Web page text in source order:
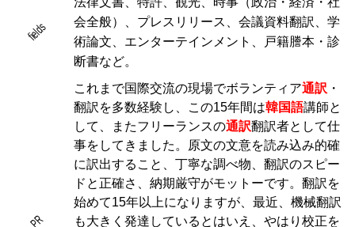
fields
会全般）、プレスリリース、会議資料翻訳、学
術論文、エンターテインメント、戸籍謄本・診
断書など。
PR
これまで国際交流の現場でボランティア通訳 ・
翻訳を多数経験し、この15年間は韓国語講師と
して、またフリーランスの通訳翻訳者として仕
事をしてきました。原文の文意を読み込み的確
に訳出すること、丁寧な調べ物、翻訳のスピー
ドと正確さ、納期厳守がモットーです。翻訳を
始めて15年以上になりますが、最近、機械翻訳
も大きく発達しているとはいえ、やはり校正を